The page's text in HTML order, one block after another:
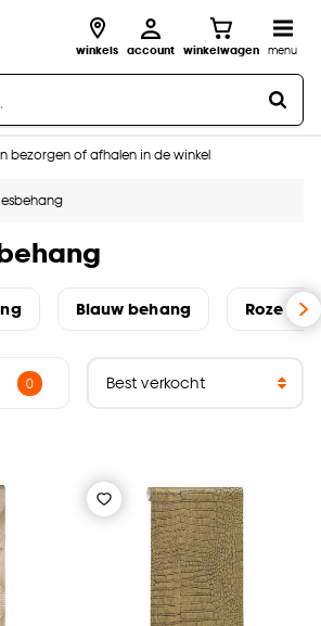
winkels account winkelwagen menu
bezorgen of afhalen in de winkel
raam advies en inmeten aan huis
Blauw behang Roze
0